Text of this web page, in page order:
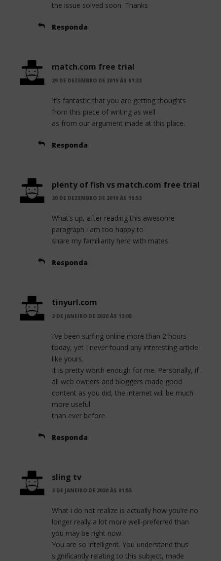
the issue solved soon. Thanks
Responda
match.com free trial
29 DE DEZEMBRO DE 2019 ÀS 01:32
It’s fantastic that you are getting thoughts
from this piece of writing as well
as from our argument made at this place.
Responda
plenty of fish vs match.com free trial
30 DE DEZEMBRO DE 2019 ÀS 10:53
What’s up, after reading this awesome
paragraph i am too happy to
share my familiarity here with mates.
Responda
tinyurl.com
2 DE JANEIRO DE 2020 ÀS 13:05
I’ve been surfing online more than 2 hours
today, yet I never found any interesting article
like yours.
It is pretty worth enough for me. Personally, if
all web owners and bloggers made good
content as you did, the internet will be much
more useful
than ever before.
Responda
sling tv
3 DE JANEIRO DE 2020 ÀS 01:55
What i do not realize is actually how you’re no
longer really a lot more well-preferred than
you may be right now.
You are so intelligent. You understand thus
significantly relating to this subject, made